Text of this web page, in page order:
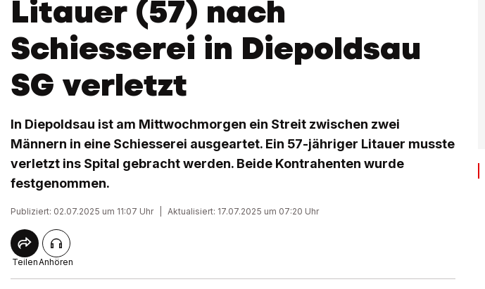
Litauer (57) nach
Schiesserei in Diepoldsau
SG verletzt
In Diepoldsau ist am Mittwochmorgen ein Streit zwischen zwei
Männern in eine Schiesserei ausgeartet. Ein 57-jähriger Litauer musste
verletzt ins Spital gebracht werden. Beide Kontrahenten wurde
festgenommen.
Publiziert: 02.07.2025 um 11:07 Uhr Aktualisiert: 17.07.2025 um 07:20 Uhr
TeilenAnhören